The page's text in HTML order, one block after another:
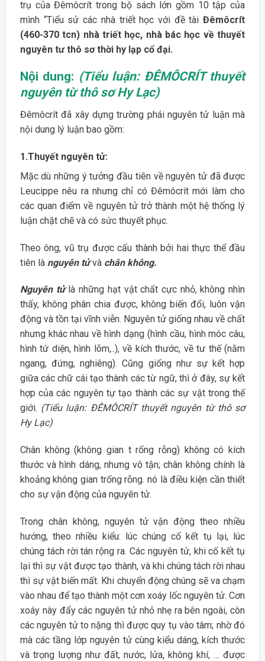
trụ của Đêmôcrít trong bộ sách lớn gồm 10 tập của
mình “Tiểu sử các nhà triết học với đề tàiĐêmôcrít
(460-370 tcn) nhà triết học, nhà bác học về thuyết
nguyên tư thô sơ thời hy lạp cổ đại.
Nội dung: (Tiểu luận: ĐÊMÔCRÍT thuyết
nguyên từ thô sơ Hy Lạc)
Đêmôcrít đã xây dựng trường phái nguyên tử luận mà
nội dung lý luận bao gồm:
1.Thuyết nguyên tử:
Mặc dù những ý tưởng đầu tiên về nguyên tử đã được
Leucippe nêu ra nhưng chỉ có Đêmôcrít mới làm cho
các quan điểm về nguyên tử trở thành một hệ thống lý
luận chặt chẽ và có sức thuyết phục.
Theo ông, vũ trụ được cấu thành bởi hai thực thể đầu
tiên là nguyên tửvà chân không.
Nguyên tửlà những hạt vật chất cực nhỏ, không nhìn
thấy, không phân chia được, không biến đổi, luôn vận
động và tồn tại vĩnh viễn. Nguyên tử giống nhau về chất
nhưng khác nhau về hình dạng (hình cầu, hình móc câu,
hình tứ diện, hình lõm,..), về kích thước, về tư thế (nằm
ngang, đứng, nghiêng). Cũng giống như sự kết hợp
giữa các chữ cái tạo thành các từ ngữ, thì ở đây, sự kết
hợp của các nguyên tự tạo thành các sự vật trong thế
giới. (Tiểu luận: ĐÊMÔCRÍT thuyết nguyên từ thô sơ
Hy Lạc)
Chân không (không gian t rống rỗng) không có kích
thước và hình dáng, nhưng vô tận; chân không chính là
khoảng không gian trống rỗng. nó là điều kiện cần thiết
cho sự vận động của nguyên tử.
Trong chân không, nguyên tử vận động theo nhiều
hướng, theo nhiều kiểu: lúc chúng cố kết tụ lại, lúc
chúng tách rời tán rộng ra. Các nguyên tử, khi cố kết tụ
lại thì sự vật được tạo thành, và khi chúng tách rời nhau
thì sự vật biến mất. Khi chuyển động chúng sẽ va chạm
vào nhau để tạo thành một cơn xoáy lốc nguyên tử. Cơn
xoáy này đẩy các nguyên tử nhỏ nhẹ ra bên ngoài, còn
các nguyên tử to nặng thì được quy tụ vào tâm; nhờ đó
mà các tầng lớp nguyên tử cùng kiểu dáng, kích thước
và trọng lượng như đất, nước, lửa, không khí, … được